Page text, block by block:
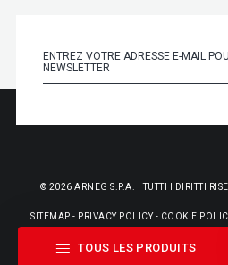
TOUS LES PRODUITS
© 2026 ARNEG S.P.A. | TUTTI I DIRITTI
SITEMAP - PRIVACY POLICY- COOKIE
CONDITIONS GÉNÉRALES